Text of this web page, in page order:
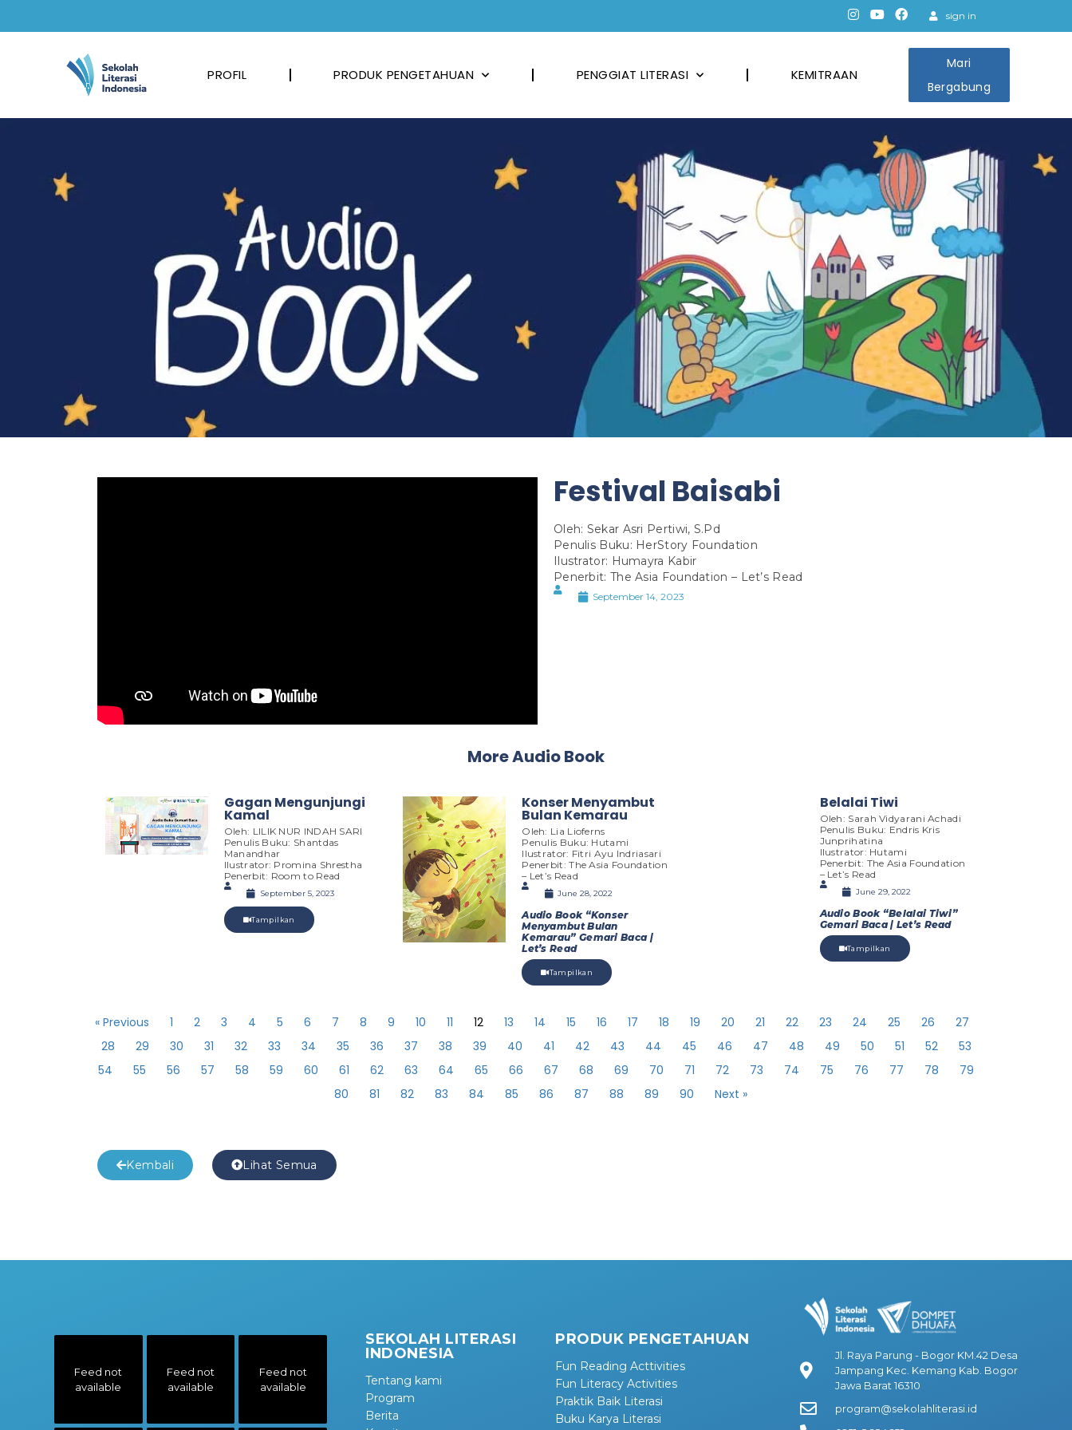
sign in
PROFIL PRODUK PENGETAHUAN PENGGIAT LITERASI KEMITRAAN
Mari
Bergabung
Festival Baisabi
Oleh: Sekar Asri Pertiwi, S.Pd
Penulis Buku: HerStory Foundation
Ilustrator: Humayra Kabir
Penerbit: The Asia Foundation – Let’s Read
September 14, 2023
More Audio Book
Gagan Mengunjungi
Kamal
Oleh: LILIK NUR INDAH SARI
Penulis Buku: Shantdas
Manandhar
Ilustrator: Promina Shrestha
Penerbit: Room to Read
September 5, 2023
Tampilkan
Konser Menyambut
Bulan Kemarau
Oleh: Lia Lioferns
Penulis Buku: Hutami
Ilustrator: Fitri Ayu Indriasari
Penerbit: The Asia Foundation
– Let’s Read
June 28, 2022
Audio Book “Konser
Menyambut Bulan
Kemarau” Gemari Baca |
Let’s Read
Tampilkan
Belalai Tiwi
Oleh: Sarah Vidyarani Achadi
Penulis Buku: Endris Kris
Junprihatina
Ilustrator: Hutami
Penerbit: The Asia Foundation
– Let’s Read
June 29, 2022
Audio Book “Belalai Tiwi”
Gemari Baca | Let’s Read
Tampilkan
« Previous 1 2 3 4 5 6 7 8 9 10 11 12 13 14 15 16 17 18 19 20 21 22 23 24 25 26
27
28
29 30 31 32 33 34 35 36 37 38 39 40 41 42 43 44 45 46 47 48 49 50 51 52
53
54
55 56 57 58 59 60 61 62 63 64 65 66 67 68 69 70 71 72 73 74 75 76 77 78
79
80
81 82 83 84 85 86 87 88 89 90 Next »
Kembali Lihat Semua
Feed not
available
Feed not
available
Feed not
available
SEKOLAH LITERASI
INDONESIA
Tentang kami
Program
Berita
PRODUK PENGETAHUAN
Fun Reading Acttivities
Fun Literacy Activities
Praktik Baik Literasi
Buku Karya Literasi
Jl. Raya Parung - Bogor KM.42 Desa
Jampang Kec. Kemang Kab. Bogor
Jawa Barat 16310
program@sekolahliterasi.id